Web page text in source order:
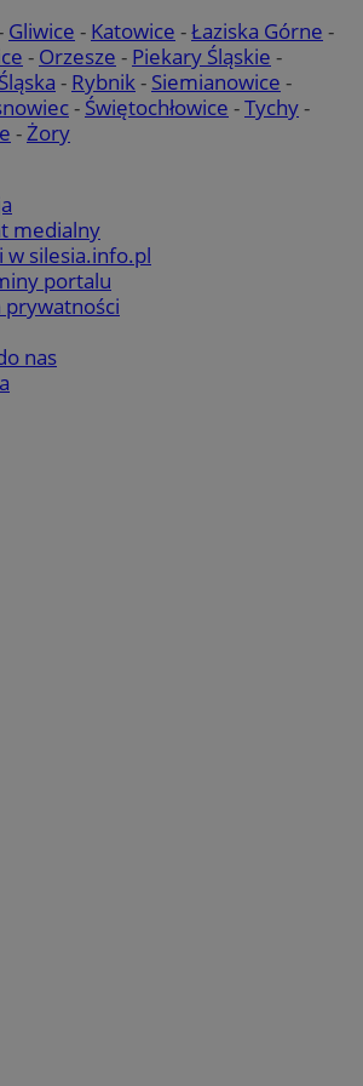
Gliwice - Katowice -Łaziska Górne -
- Orzesze - Piekary Śląskie -
- Rybnik- Siemianowice -
- Świętochłowice -Tychy-
-Żory
medialny
w silesia.info.pl
portalu
prywatności
nas
CookieScript
mojchorzow.pl
Policy